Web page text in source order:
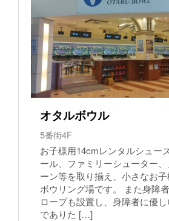
オタルボウル
5番街4F
お子様用14cmレンタルシュー
ール、ファミリーシューター
ーン等を取り揃え、小さなお
ボウリング場です。 また身障
ロープも設置し、身障者に優
でありた […]